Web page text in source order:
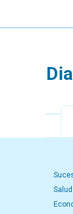
Salud